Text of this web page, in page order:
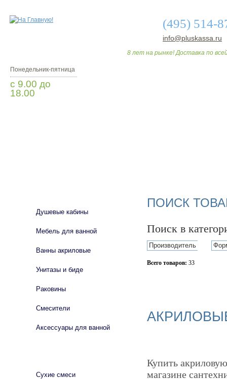
(495) 514-
info@pluskassa.ru
8 лет на рынке! Доставка по
Понедельник-пятница
с 9.00 до
18.00
ПОИСК
Поиск в
Производитель
Всего товаров: 33
Купить
магазине
Душевые кабины
Мебель для ванной
Ванны акриловые
Унитазы и биде
Раковины
Смесители
Аксессуары для ванной
Сухие смеси